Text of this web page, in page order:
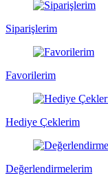
Siparişlerim
Favorilerim
Hediye Çeklerim
Değerlendirmelerim